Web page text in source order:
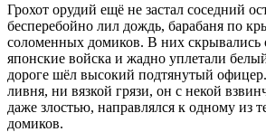
Грохот орудий ещё не застал соседний
бесперебойно лил дождь, барабаня по
соломенных домиков. В них скрывались
японские войска и жадно уплетали
дороге шёл высокий подтянутый
ливня, ни вязкой грязи, он с некой
даже злостью, направлялся к одному из
домиков.